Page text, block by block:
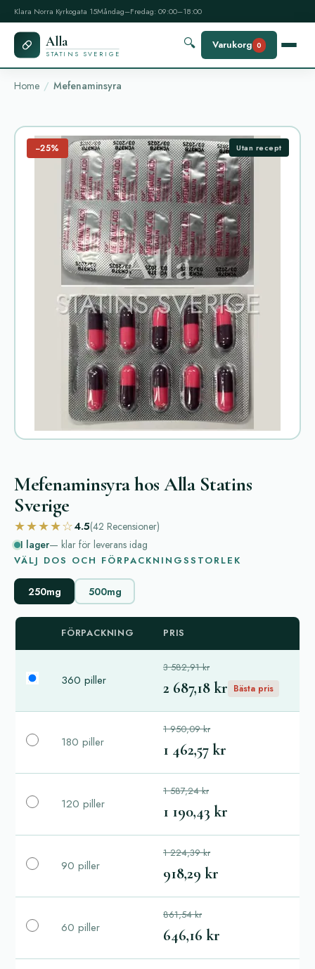
Klara Norra Kyrkogata 15Måndag–Fredag: 09:00–18:00
Alla
STATINS SVERIGE
🔍 Varukorg 0
Home Mefenaminsyra
−25% Utan recept
Mefenaminsyra hos Alla Statins
Sverige
★★★★☆4.5(42 Recensioner)
I lager— klar för leverans idag
VÄLJ DOS OCH FÖRPACKNINGSSTORLEK
250mg 500mg
FÖRPACKNING PRIS
360 piller
3 582,91 kr
2 687,18 kr Bästa pris
180 piller
1 950,09 kr
1 462,57 kr
120 piller
1 587,24 kr
1 190,43 kr
90 piller
1 224,39 kr
918,29 kr
60 piller
861,54 kr
646,16 kr